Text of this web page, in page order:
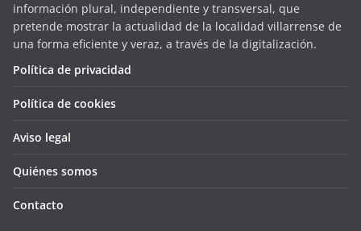
información plural, independiente y transversal, que
pretende mostrar la actualidad de la localidad villarrense de
una forma eficiente y veraz, a través de la digitalización.
Política de privacidad
Política de cookies
Aviso legal
Quiénes somos
Contacto